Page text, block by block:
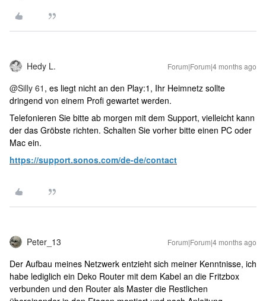
Hedy L. Forum|Forum|4 months ago
@Silly 61 , es liegt nicht an den Play:1, Ihr Heimnetz sollte
dringend von einem Profi gewartet werden.
Telefonieren Sie bitte ab morgen mit dem Support, vielleicht kann
der das Gröbste richten. Schalten Sie vorher bitte einen PC oder
Mac ein.
https://support.sonos.com/de-de/contact
Peter_13 Forum|Forum|4 months ago
Der Aufbau meines Netzwerk entzieht sich meiner Kenntnisse, ich
habe lediglich ein Deko Router mit dem Kabel an die Fritzbox
verbunden und den Router als Master die Restlichen